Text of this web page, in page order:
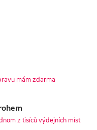
mám zdarma
z tisíců výdejních míst